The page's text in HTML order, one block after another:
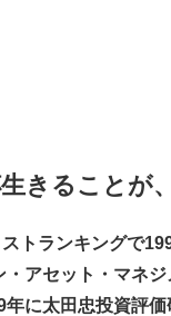
きることが
トランキングで
アセット・マネ
年に太田忠投資評